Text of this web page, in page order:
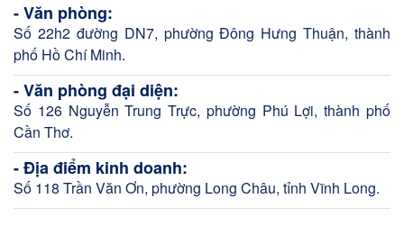
- Văn phòng:
Số 22h2 đường DN7, phường Đông Hưng Thuận, thành
phố Hồ Chí Minh.
- Văn phòng đại diện:
Số 126 Nguyễn Trung Trực, phường Phú Lợi, thành phố
Cần Thơ.
- Địa điểm kinh doanh:
Số 118 Trần Văn Ơn, phường Long Châu, tỉnh Vĩnh Long.